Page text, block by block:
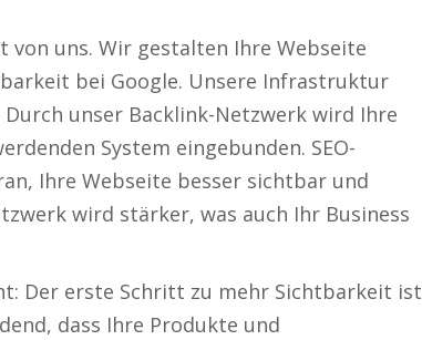
uns. Wir gestalten Ihre Webseite
bei Google. Unsere Infrastruktur
unser Backlink-Netzwerk wird Ihre
System eingebunden. SEO-
Ihre Webseite besser sichtbar und
wird stärker, was auch Ihr Business
Der erste Schritt zu mehr Sichtbarkeit ist
dass Ihre Produkte und